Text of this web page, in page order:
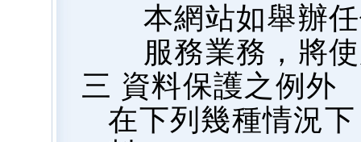
本網站如舉辦
服務業務，將
三 資料保護之例外
在下列幾種情況